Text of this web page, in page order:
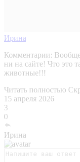
Ирина
Комментарии:
ни на сайте! Что это
животные!!!
Читать полностью
15 апреля 2026
3
0
Ирина